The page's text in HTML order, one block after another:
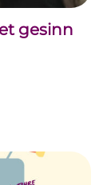
gesinn